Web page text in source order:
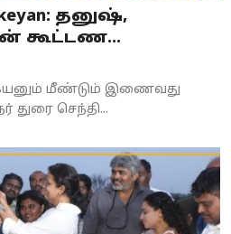
தனுஷ்,
கூட்டண...
மீண்டும் இணைவது
துரை செந்தி...